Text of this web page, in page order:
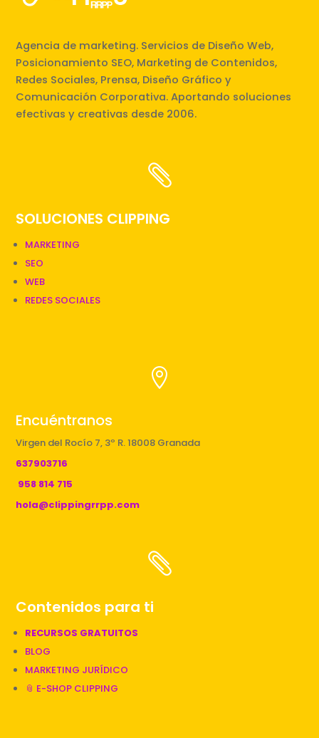
Agencia de marketing. Servicios de Diseño Web,
Posicionamiento SEO, Marketing de Contenidos,
Redes Sociales, Prensa, Diseño Gráfico y
Comunicación Corporativa. Aportando soluciones
efectivas y creativas desde 2006.

SOLUCIONES CLIPPING
MARKETING
SEO
WEB
REDES SOCIALES

Encuéntranos
Virgen del Rocío 7, 3º R. 18008 Granada
637903716
958 814 715
hola@clippingrrpp.com

Contenidos para ti
RECURSOS GRATUITOS
BLOG
MARKETING JURÍDICO
📎 E-SHOP CLIPPING